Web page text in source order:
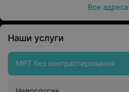
Все адреса
Наши услуги
МРТ без контрастирования